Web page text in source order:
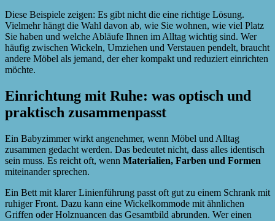
Diese Beispiele zeigen: Es gibt nicht die eine richtige Lösung.
Vielmehr hängt die Wahl davon ab, wie Sie wohnen, wie viel Platz
Sie haben und welche Abläufe Ihnen im Alltag wichtig sind. Wer
häufig zwischen Wickeln, Umziehen und Verstauen pendelt, braucht
andere Möbel als jemand, der eher kompakt und reduziert einrichten
möchte.
Einrichtung mit Ruhe: was optisch und
praktisch zusammenpasst
Ein Babyzimmer wirkt angenehmer, wenn Möbel und Alltag
zusammen gedacht werden. Das bedeutet nicht, dass alles identisch
sein muss. Es reicht oft, wenn Materialien, Farben und Formen
miteinander sprechen.
Ein Bett mit klarer Linienführung passt oft gut zu einem Schrank mit
ruhiger Front. Dazu kann eine Wickelkommode mit ähnlichen
Griffen oder Holznuancen das Gesamtbild abrunden. Wer einen